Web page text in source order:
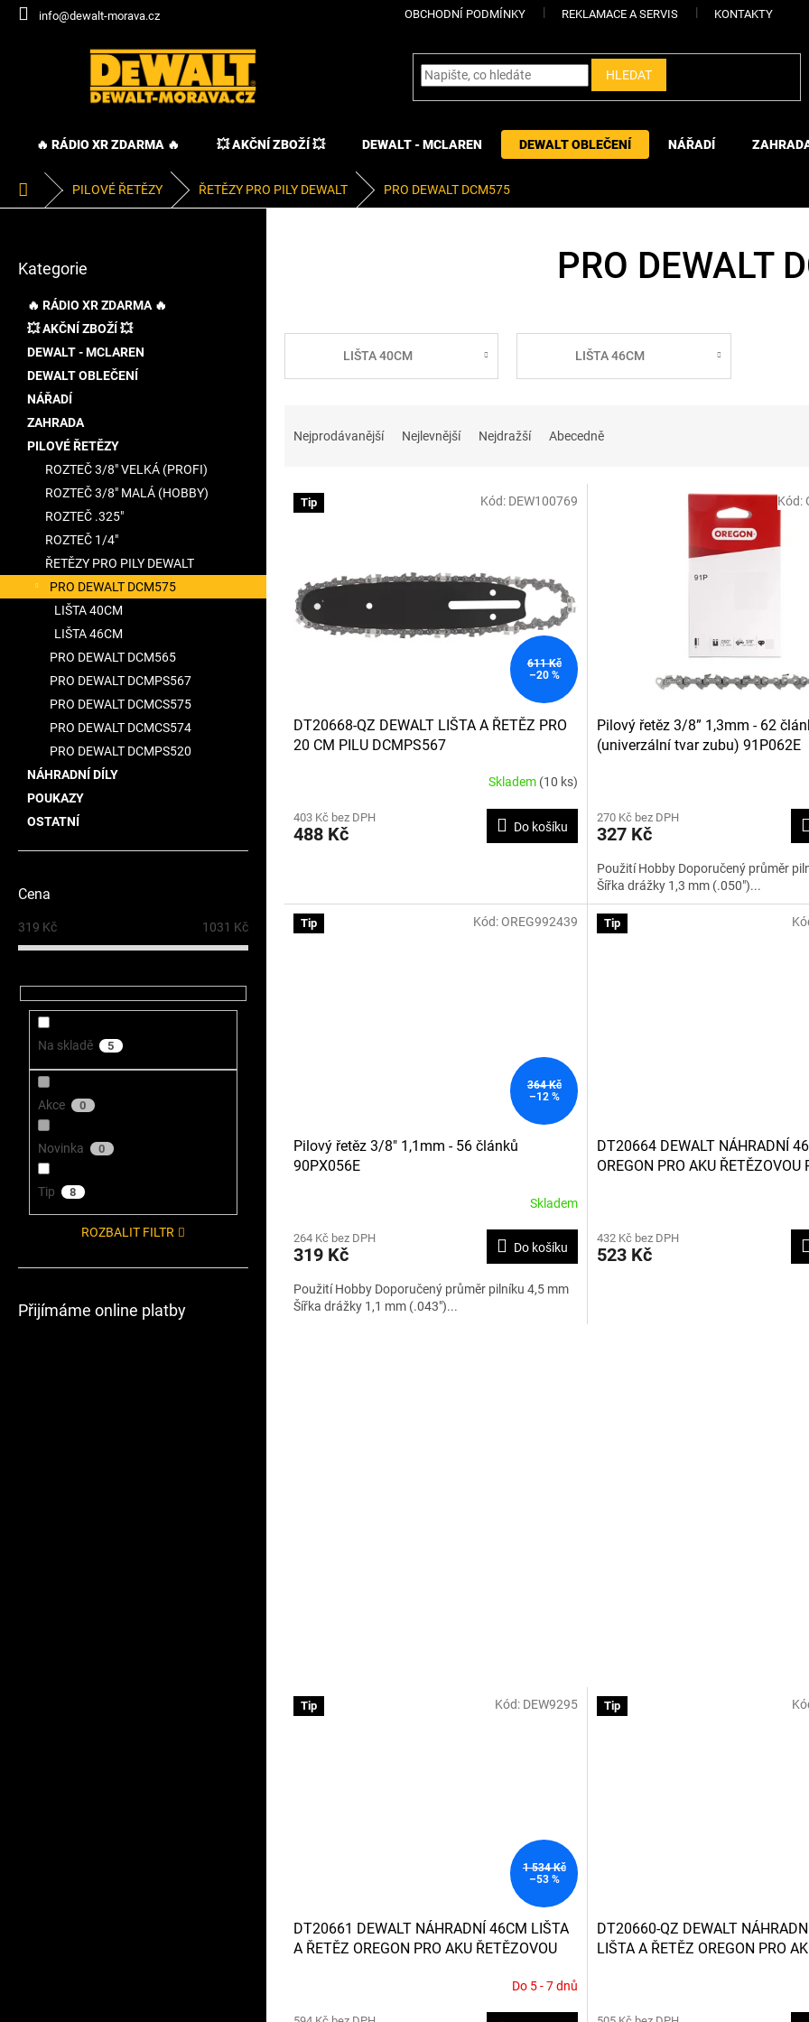
Přejít
info@dewalt-morava.cz OBCHODNÍ PODMÍNKY REKLAMACE A SERVIS KONTAKTY
HLEDAT
🔥 RÁDIO XR ZDARMA 🔥 💥 AKČNÍ ZBOŽÍ 💥 DEWALT - MCLAREN DEWALT OBLEČENÍ NÁŘADÍ
Domů PILOVÉ ŘETĚZY ŘETĚZY PRO PILY DEWALT PRO DEWALT DCM575
kategorie
Kategorie
🔥 RÁDIO XR ZDARMA 🔥
💥 AKČNÍ ZBOŽÍ 💥
DEWALT - MCLAREN
DEWALT OBLEČENÍ
NÁŘADÍ
ZAHRADA
PILOVÉ ŘETĚZY
ROZTEČ 3/8" VELKÁ (PROFI)
ROZTEČ 3/8" MALÁ (HOBBY)
ROZTEČ .325"
ROZTEČ 1/4"
ŘETĚZY PRO PILY DEWALT
PRO DEWALT DCM575
LIŠTA 40CM
LIŠTA 46CM
PRO DEWALT DCM565
PRO DEWALT DCMPS567
PRO DEWALT DCMCS575
PRO DEWALT DCMCS574
PRO DEWALT DCMPS520
NÁHRADNÍ DÍLY
POUKAZY
OSTATNÍ
Cena
319 Kč 1031 Kč
Na skladě 5
Akce 0
Novinka 0
Tip 8
ROZBALIT FILTR
Přijímáme online platby
PRO DEWALT
LIŠTA 40CM LIŠTA 46CM
Nejprodávanější Nejlevnější Nejdražší Abecedně
V Tip
611 Kč
–20 %
DT20668-QZ DEWALT LIŠTA A ŘETĚZ PRO
20 CM PILU DCMPS567
Skladem (10 ks)
403 Kč bez DPH
488 Kč Do košíku
Kód: DEW100769
Pilový řetěz 3/8” 1,3mm - 62
(univerzální tvar zubu) 91P062E
270 Kč bez DPH
327 Kč
Použití Hobby Doporučený průměr
Šířka drážky 1,3 mm (.050")...
Kód:
Tip
364 Kč
–12 %
Pilový řetěz 3/8" 1,1mm - 56 článků
90PX056E
Skladem
264 Kč bez DPH
319 Kč Do košíku
Použití Hobby Doporučený průměr pilníku 4,5 mm
Šířka drážky 1,1 mm (.043")...
Kód: OREG992439 Tip
DT20664 DEWALT NÁHRADNÍ
OREGON PRO AKU ŘETĚZOVOU
produktu
je
432 Kč bez DPH
523 Kč
Tip
1 534 Kč
–53 %
DT20661 DEWALT NÁHRADNÍ 46CM LIŠTA
A ŘETĚZ OREGON PRO AKU ŘETĚZOVOU
Do 5 - 7 dnů
Kód: DEW9295 Tip
DT20660-QZ DEWALT
LIŠTA A ŘETĚZ OREGON PRO